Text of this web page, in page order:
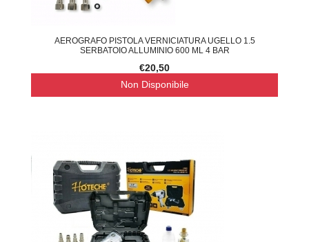
AEROGRAFO PISTOLA VERNICIATURA UGELLO 1.5
SERBATOIO ALLUMINIO 600 ML 4 BAR
€20,50
Non Disponibile